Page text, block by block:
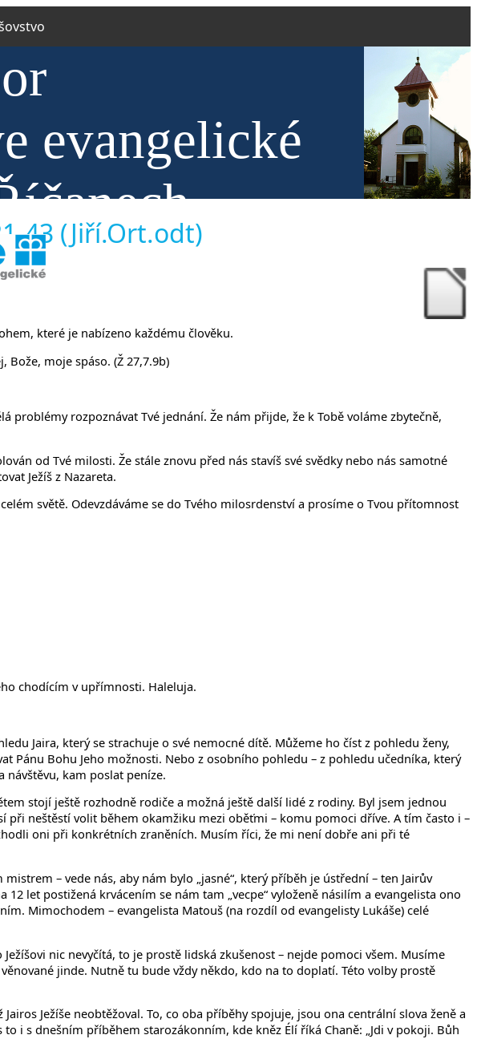
evangelické
43 (Jiří.Ort.odt)
které je nabízeno každému člověku.
moje spáso. (Ž 27,7.9b)
problémy rozpoznávat Tvé jednání. Že nám přijde, že k Tobě voláme zbytečně,
od Tvé milosti. Že stále znovu před nás stavíš své svědky nebo nás samotné
Ježíš z Nazareta.
světě. Odevzdáváme se do Tvého milosrdenství a prosíme o Tvou přítomnost
chodícím v upřímnosti. Haleluja.
Jaira, který se strachuje o své nemocné dítě. Můžeme ho číst z pohledu ženy,
Pánu Bohu Jeho možnosti. Nebo z osobního pohledu – z pohledu učedníka, který
kam poslat peníze.
stojí ještě rozhodně rodiče a možná ještě další lidé z rodiny. Byl jsem jednou
při neštěstí volit během okamžiku mezi oběťmi – komu pomoci dříve. A tím často i –
oni při konkrétních zraněních. Musím říci, že mi není dobře ani při té
– vede nás, aby nám bylo „jasné“, který příběh je ústřední – ten Jairův
let postižená krvácením se nám tam „vecpe“ vyloženě násilím a evangelista ono
Mimochodem – evangelista Matouš (na rozdíl od evangelisty Lukáše) celé
nic nevyčítá, to je prostě lidská zkušenost – nejde pomoci všem. Musíme
jinde. Nutně tu bude vždy někdo, kdo na to doplatí. Této volby prostě
Ježíše neobtěžoval. To, co oba příběhy spojuje, jsou ona centrální slova ženě a
i s dnešním příběhem starozákonním, kde kněz Élí říká Chaně: „Jdi v pokoji. Bůh